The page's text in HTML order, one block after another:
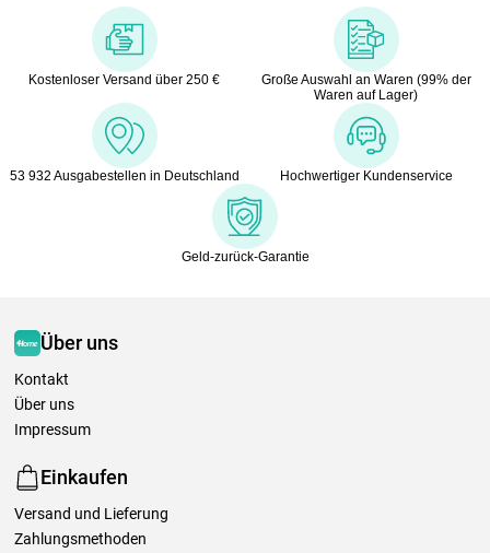
Kostenloser Versand über 250 €
Große Auswahl an Waren (99% der
Waren auf Lager)
53 932 Ausgabestellen in Deutschland Hochwertiger Kundenservice
Geld-zurück-Garantie
Über uns
Kontakt
Über uns
Impressum
Einkaufen
Versand und Lieferung
Zahlungsmethoden